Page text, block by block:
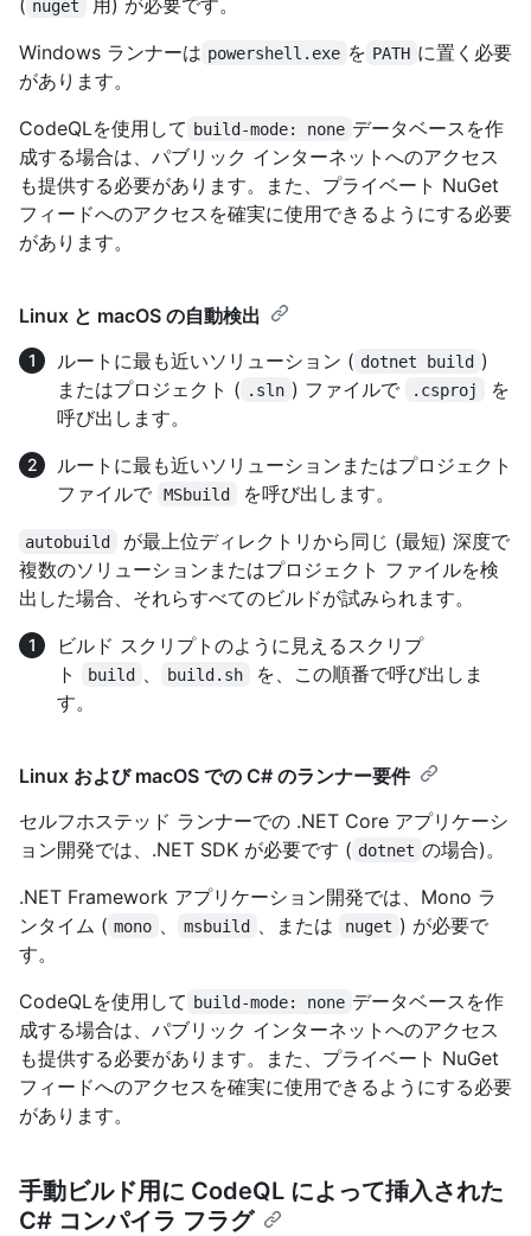
nuget
Windows ランナーは powershell.exe を PATH に置く必要
があります。
CodeQLを使用して build-mode: none データベースを作
成する場合は、パブリック インターネットへのアクセス
も提供する必要があります。また、プライベート NuGet
フィードへのアクセスを確実に使用できるようにする必要
があります。
Linux と macOS の自動検出
ルートに最も近いソリューション ( dotnet build )
またはプロジェクト ( .sln ) ファイルで .csproj
を
呼び出します。
ルートに最も近いソリューションまたはプロジェクト
ファイルで
MSbuild を呼び出します。
autobuild
が最上位ディレクトリから同じ (最短) 深度で
複数のソリューションまたはプロジェクト ファイルを検
出した場合、それらすべてのビルドが試みられます。
ビルド スクリプトのように見えるスクリプ
ト
build build.sh
を、この順番で呼び出しま
す。
Linux および macOS での C# のランナー要件
セルフホステッド ランナーでの .NET Core アプリケーシ
ョン開発では、.NET SDK が必要です ( dotnet の場合)。
.NET Framework アプリケーション開発では、Mono ラ
ンタイム ( mono msbuild 、または nuget ) が必要で
す。
CodeQLを使用して build-mode: none データベースを作
成する場合は、パブリック インターネットへのアクセス
も提供する必要があります。また、プライベート NuGet
フィードへのアクセスを確実に使用できるようにする必要
があります。
手動ビルド用に CodeQL によって挿入された
C# コンパイラ フラグ